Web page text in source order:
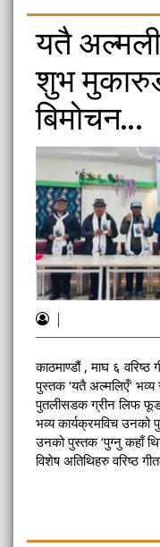
यतै
शुभ
बिमोचन…
|
काठमाण्डौं , माघ ६
पुस्तक ‘यतै अल्मलिएँ’
पुतलीसडक ग्रीन लिफ फूड
भव्य कार्यक्रमविच उनको
उनको पुस्तक ‘पुग्नु कहाँ
विशेष अतिथिहरु वरिष्ठ